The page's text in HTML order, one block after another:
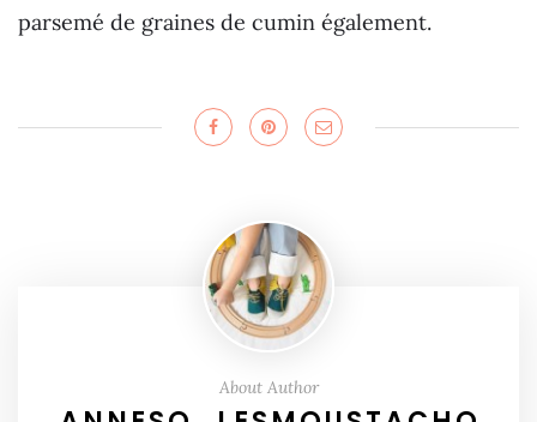
parsemé de graines de cumin également.
About Author